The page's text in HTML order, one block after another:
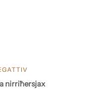
nirriħersjax